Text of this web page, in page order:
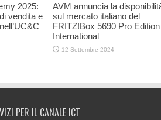
2025:
vendita e
AVM annuncia la
sul mercato italiano del
FRITZ!Box 5690 Pro Edition
International
12 Settembre 2024
PER IL CANALE ICT